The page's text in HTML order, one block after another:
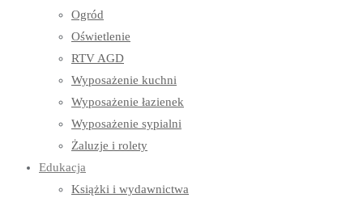
Ogród
Oświetlenie
RTV AGD
Wyposażenie kuchni
Wyposażenie łazienek
Wyposażenie sypialni
Żaluzje i rolety
Edukacja
Książki i wydawnictwa